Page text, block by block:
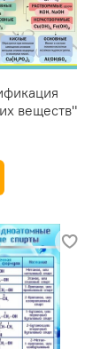
веществ"